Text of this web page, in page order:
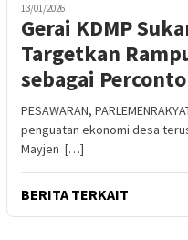
13/01/2026
Gerai KDMP
Targetkan
sebagai
PESAWARAN,
penguatan ekonomi desa
Mayjen […]
BERITA TERKAIT